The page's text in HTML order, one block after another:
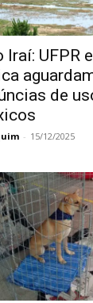
Iraí: UFPR
de
- 15/12/2025